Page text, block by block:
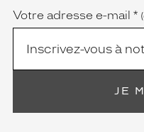
Votre adresse e-mail *
JE